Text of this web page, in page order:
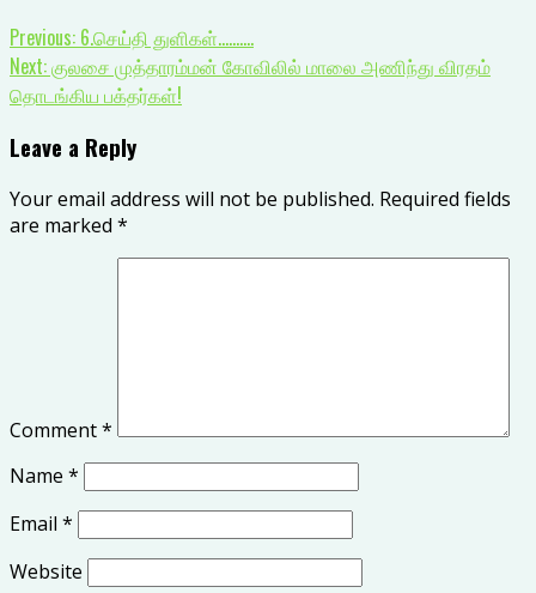
Previous: 6.செய்தி துளிகள்……….
Next:குலசை முத்தாரம்மன் கோவிலில் மாலை அணிந்து விரதம்
தொடங்கிய பக்தர்கள்!
Leave a Reply
Your email address will not be published. Required fields
are marked *
Comment*
Name *
Email *
Website